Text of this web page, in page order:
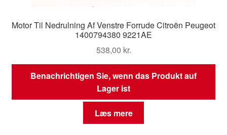
Motor Til Nedrulning Af Venstre Forrude Citroën Peugeot
1400794380 9221AE
538,00 kr.
Benachrichtigen Sie, wenn das Produkt auf
Lager ist
Læs mere